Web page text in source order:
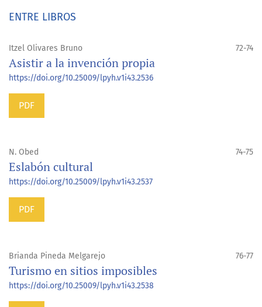
ENTRE LIBROS
Itzel Olivares Bruno 72-74
Asistir a la invención propia
https://doi.org/10.25009/lpyh.v1i43.2536
PDF
N. Obed 74-75
Eslabón cultural
https://doi.org/10.25009/lpyh.v1i43.2537
PDF
Brianda Pineda Melgarejo 76-77
Turismo en sitios imposibles
https://doi.org/10.25009/lpyh.v1i43.2538